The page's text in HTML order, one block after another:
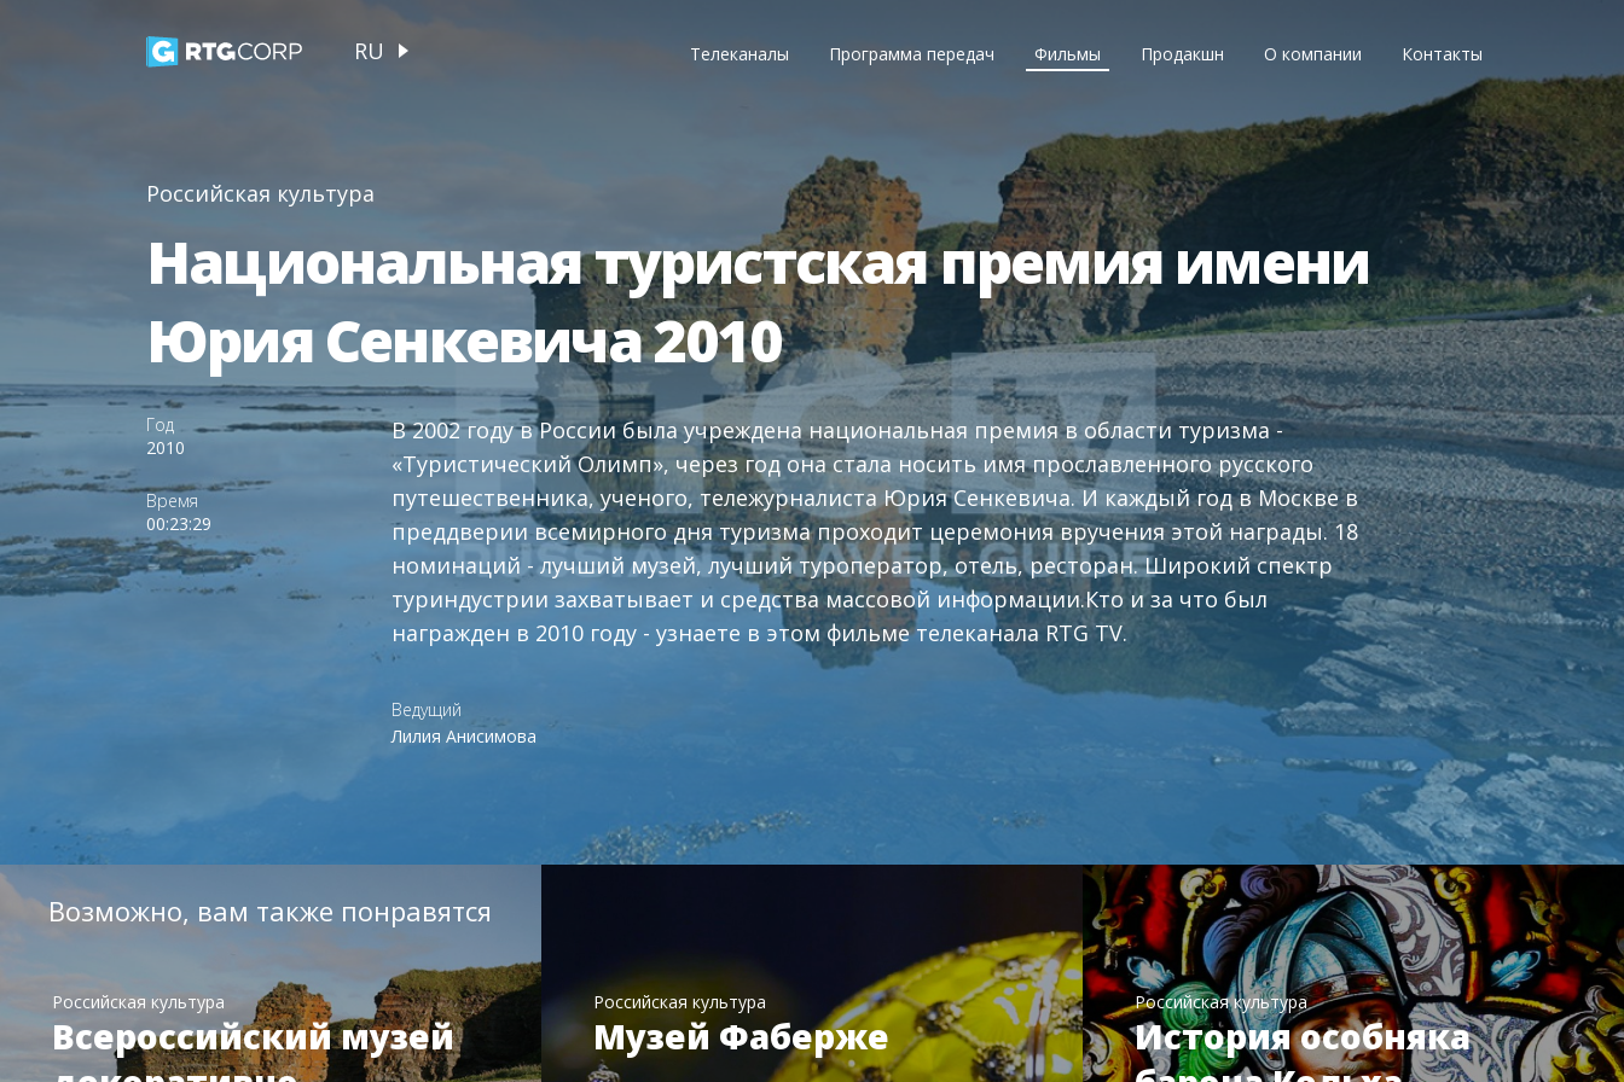
RU Телеканалы Программа передач Фильмы Продакшн О компании Контакты
Российская культура
Национальная туристская премия имени
Юрия Сенкевича 2010
Год
2010
Время
00:23:29
В 2002 году в России была учреждена национальная премия в области туризма -
«Туристический Олимп», через год она стала носить имя прославленного русского
путешественника, ученого, тележурналиста Юрия Сенкевича. И каждый год в Москве в
преддверии всемирного дня туризма проходит церемония вручения этой награды. 18
номинаций - лучший музей, лучший туроператор, отель, ресторан. Широкий спектр
туриндустрии захватывает и средства массовой информации.Кто и за что был
награжден в 2010 году - узнаете в этом фильме телеканала RTG TV.
Ведущий
Лилия Анисимова
Возможно, вам также понравятся
Российская культура
Всероссийский музей
Российская культура
Музей Фаберже
Российская культура
История особняка